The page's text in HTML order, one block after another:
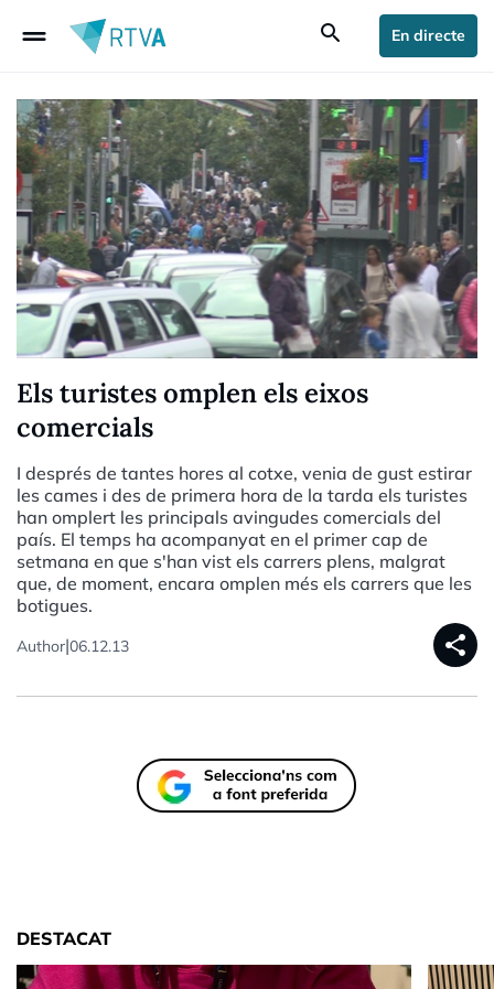
drag_handle search En directe
Els turistes omplen els eixos
comercials
I després de tantes hores al cotxe, venia de gust estirar
les cames i des de primera hora de la tarda els turistes
han omplert les principals avingudes comercials del
país. El temps ha acompanyat en el primer cap de
setmana en que s'han vist els carrers plens, malgrat
que, de moment, encara omplen més els carrers que les
botigues.
Author|06.12.13 share
DESTACAT